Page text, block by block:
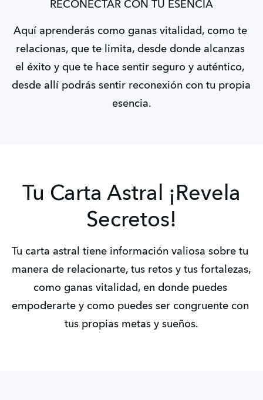
RECONECTAR CON TU ESENCIA
Aquí aprenderás como ganas vitalidad, como te
relacionas, que te limita, desde donde alcanzas
el éxito y que te hace sentir seguro y auténtico,
desde allí podrás sentir reconexión con tu propia
esencia.
Tu Carta Astral ¡Revela
Secretos!
Tu carta astral tiene información valiosa sobre tu
manera de relacionarte, tus retos y tus fortalezas,
como ganas vitalidad, en donde puedes
empoderarte y como puedes ser congruente con
tus propias metas y sueños.